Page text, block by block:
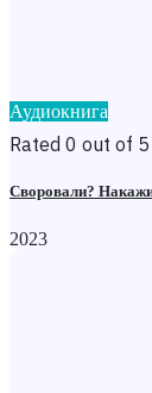
Аудиокнига
Rated 0 out of 5
Своровали?
2023